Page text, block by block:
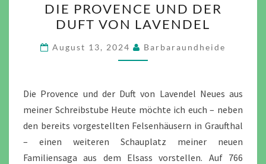
PROVENCE
UND
DER
DUFT
LAVENDEL
DIE PROVENCE UND DER
DUFT VON LAVENDEL
August 13, 2024 Barbaraundheide
Die Provence und der Duft von Lavendel Neues aus
meiner Schreibstube Heute möchte ich euch – neben
den bereits vorgestellten Felsenhäusern in Graufthal
– einen weiteren Schauplatz meiner neuen
Familiensaga aus dem Elsass vorstellen. Auf 766